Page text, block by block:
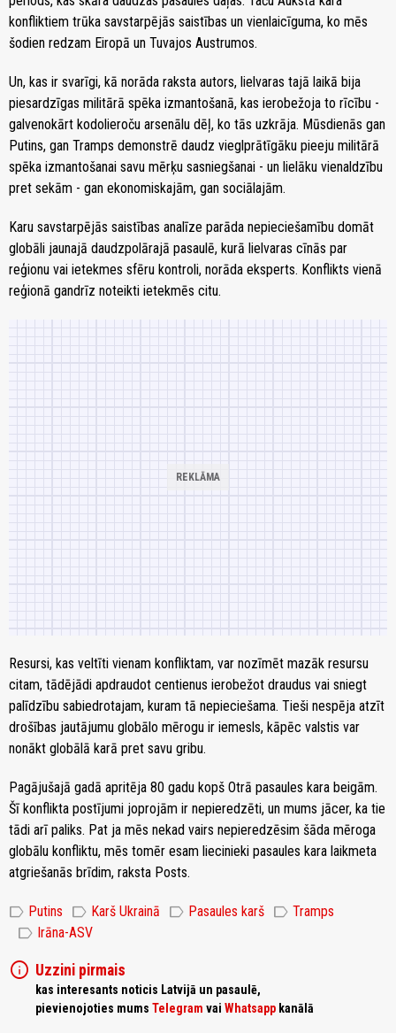
konfliktiem trūka savstarpējās saistības un vienlaicīguma, ko mēs
šodien redzam Eiropā un Tuvajos Austrumos.
Un, kas ir svarīgi, kā norāda raksta autors, lielvaras tajā laikā bija
piesardzīgas militārā spēka izmantošanā, kas ierobežoja to rīcību -
galvenokārt kodolieroču arsenālu dēļ, ko tās uzkrāja. Mūsdienās gan
Putins, gan Tramps demonstrē daudz vieglprātīgāku pieeju militārā
spēka izmantošanai savu mērķu sasniegšanai - un lielāku vienaldzību
pret sekām - gan ekonomiskajām, gan sociālajām.
Karu savstarpējās saistības analīze parāda nepieciešamību domāt
globāli jaunajā daudzpolārajā pasaulē, kurā lielvaras cīnās par
reģionu vai ietekmes sfēru kontroli, norāda eksperts. Konflikts vienā
reģionā gandrīz noteikti ietekmēs citu.
Resursi, kas veltīti vienam konfliktam, var nozīmēt mazāk resursu
citam, tādējādi apdraudot centienus ierobežot draudus vai sniegt
palīdzību sabiedrotajam, kuram tā nepieciešama. Tieši nespēja atzīt
drošības jautājumu globālo mērogu ir iemesls, kāpēc valstis var
nonākt globālā karā pret savu gribu.
Pagājušajā gadā apritēja 80 gadu kopš Otrā pasaules kara beigām.
Šī konflikta postījumi joprojām ir nepieredzēti, un mums jācer, ka tie
tādi arī paliks. Pat ja mēs nekad vairs nepieredzēsim šāda mēroga
globālu konfliktu, mēs tomēr esam liecinieki pasaules kara laikmeta
atgriešanās brīdim, raksta Posts.
label Putins label Karš Ukrainā label Pasaules karš label Tramps
label Irāna-ASV
info Uzzini pirmais
kas interesants noticis Latvijā un pasaulē,
pievienojoties mums Telegram vai Whatsapp kanālā